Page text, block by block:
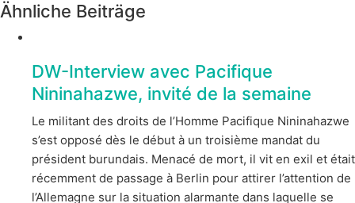
Ähnliche Beiträge
DW-Interview avec Pacifique
Nininahazwe, invité de la semaine
Le militant des droits de l’Homme Pacifique Nininahazwe
s’est opposé dès le début à un troisième mandat du
président burundais. Menacé de mort, il vit en exil et était
récemment de passage à Berlin pour attirer l’attention de
l’Allemagne sur la situation alarmante dans laquelle se